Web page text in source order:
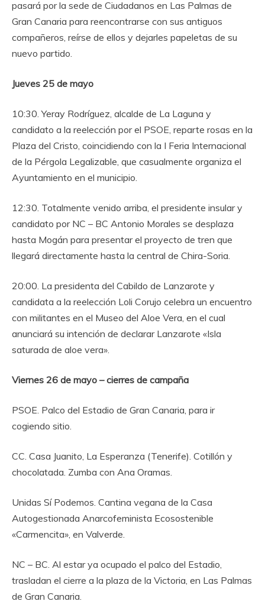
pasará por la sede de Ciudadanos en Las Palmas de
Gran Canaria para reencontrarse con sus antiguos
compañeros, reírse de ellos y dejarles papeletas de su
nuevo partido.
Jueves 25 de mayo
10:30. Yeray Rodríguez, alcalde de La Laguna y
candidato a la reelección por el PSOE, reparte rosas en la
Plaza del Cristo, coincidiendo con la I Feria Internacional
de la Pérgola Legalizable, que casualmente organiza el
Ayuntamiento en el municipio.
12:30. Totalmente venido arriba, el presidente insular y
candidato por NC – BC Antonio Morales se desplaza
hasta Mogán para presentar el proyecto de tren que
llegará directamente hasta la central de Chira-Soria.
20:00. La presidenta del Cabildo de Lanzarote y
candidata a la reelección Loli Corujo celebra un encuentro
con militantes en el Museo del Aloe Vera, en el cual
anunciará su intención de declarar Lanzarote «Isla
saturada de aloe vera».
Viernes 26 de mayo – cierres de campaña
PSOE. Palco del Estadio de Gran Canaria, para ir
cogiendo sitio.
CC. Casa Juanito, La Esperanza (Tenerife). Cotillón y
chocolatada. Zumba con Ana Oramas.
Unidas Sí Podemos. Cantina vegana de la Casa
Autogestionada Anarcofeminista Ecosostenible
«Carmencita», en Valverde.
NC – BC. Al estar ya ocupado el palco del Estadio,
trasladan el cierre a la plaza de la Victoria, en Las Palmas
de Gran Canaria.